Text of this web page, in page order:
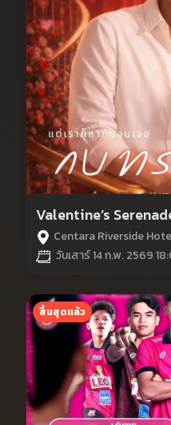
Valentine’s
Centara Riverside Hotel
วันเสาร์ 14 ก.พ. 2569
สิ้นสุดแล้ว